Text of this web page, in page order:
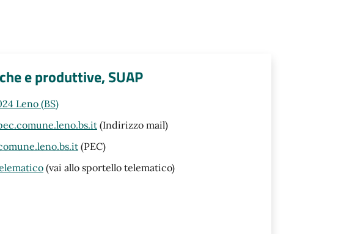
e produttive, SUAP
Leno (BS)
(Indirizzo mail)
(PEC)
(vai allo sportello telematico)